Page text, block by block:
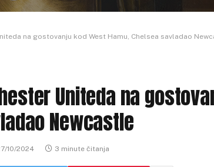
na gostovanju kod West Hamu, Chelsea savladao
Uniteda na
Newcastle
10/2024 3 minute čitanja